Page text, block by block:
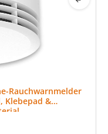
Rauchwarnmelder
Klebepad &